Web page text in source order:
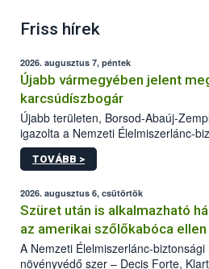
Friss hírek
2026. augusztus 7, péntek
Újabb vármegyében jelent
karcsúdíszbogár
Újabb területen, Borsod-Abaúj-
igazolta a Nemzeti Élelmiszerlánc-
kőrisrontó karcsúdíszbogár (Agrilus
kártevőt nem csak színcsapdában
az intenzív felderítést, emellett az
hatósággal is összehangolják a
TOVÁBB >
2026. augusztus 6, csütörtök
Szüret után is alkalmazható
az amerikai szőlőkabóca ellen
A Nemzeti Élelmiszerlánc-
növényvédő szer – Decis Forte,